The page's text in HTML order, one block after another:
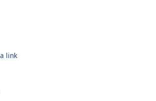
link